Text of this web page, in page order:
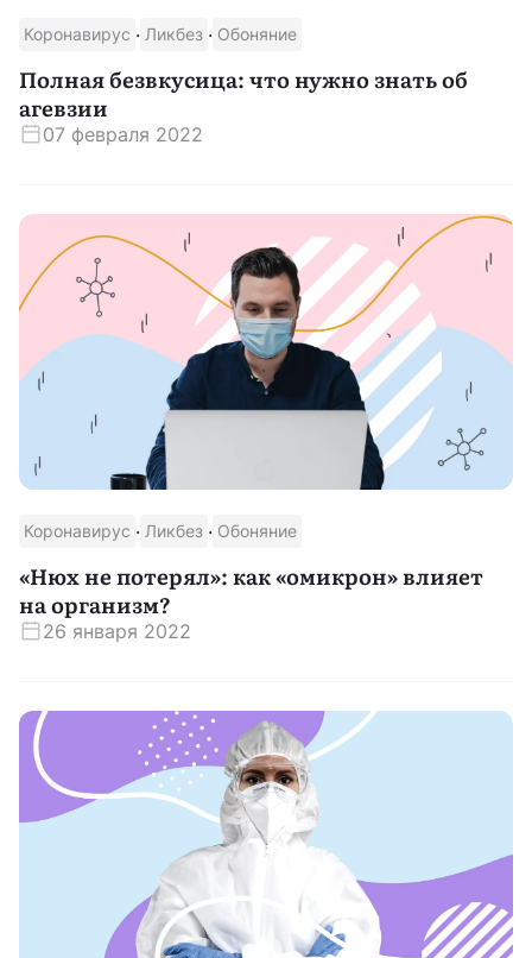
Коронавирус · Ликбез · Обоняние
Полная безвкусица: что нужно знать об
агевзии
07 февраля 2022
Коронавирус · Ликбез · Обоняние
«Нюх не потерял»: как «омикрон» влияет
на организм?
26 января 2022
Скачать приложение